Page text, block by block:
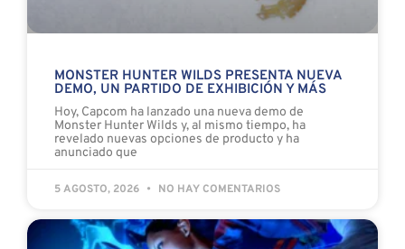
MONSTER HUNTER WILDS PRESENTA NUEVA
DEMO, UN PARTIDO DE EXHIBICIÓN Y MÁS
Hoy, Capcom ha lanzado una nueva demo de
Monster Hunter Wilds y, al mismo tiempo, ha
revelado nuevas opciones de producto y ha
anunciado que
5 AGOSTO, 2026 NO HAY COMENTARIOS